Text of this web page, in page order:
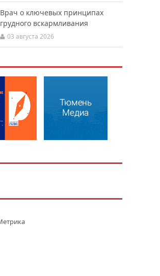
Врач о ключевых принципах
грудного вскармливания
03 августа 2026